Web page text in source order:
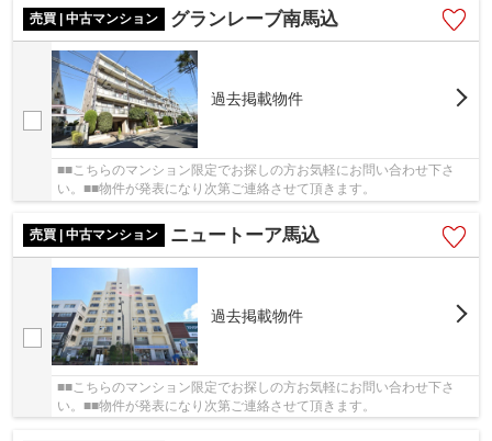
売買 | 中古マンション グランレーブ南馬込
過去掲載物件
■■こちらのマンション限定でお探しの方お気軽にお問い合わせ下さ
い。■■物件が発表になり次第ご連絡させて頂きます。
売買 | 中古マンション ニュートーア馬込
過去掲載物件
■■こちらのマンション限定でお探しの方お気軽にお問い合わせ下さ
い。■■物件が発表になり次第ご連絡させて頂きます。